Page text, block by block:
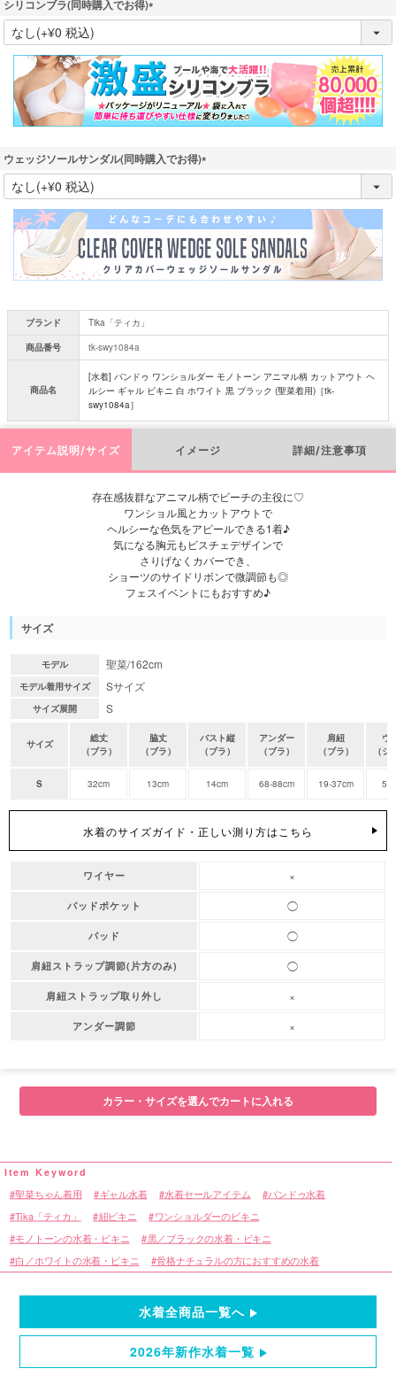
シリコンブラ(同時購入でお得)
(
必
須
)
ウェッジソールサンダル(同時購入でお得)
(
必
須
)
ブランド
Tika「ティカ」
商品番号
tk-swy1084a
商品名
[水着] バンドゥ ワンショルダー モノトーン アニマル柄 カットアウト ヘ
ルシー ギャル ビキニ 白 ホワイト 黒 ブラック (聖菜着用)［tk-
swy1084a］
アイテム説明/サイズ イメージ 詳細/注意事項
存在感抜群なアニマル柄でビーチの主役に♡
ワンショル風とカットアウトで
ヘルシーな色気をアピールできる1着♪
気になる胸元もビスチェデザインで
さりげなくカバーでき、
ショーツのサイドリボンで微調節も◎
フェスイベントにもおすすめ♪
サイズ
モデル 聖菜/162cm
モデル着用サイズ Sサイズ
サイズ展開 S
サイズ
総丈
（ブラ）
脇丈
（ブラ）
バスト縦
（ブラ）
アンダー
（ブラ）
肩紐
（ブラ）
ウ
（
S 32cm 13cm 14cm 68-88cm 19-37cm
水着のサイズガイド・正しい測り方はこちら
ワイヤー ×
パッドポケット ◯
パッド ◯
肩紐ストラップ調節(片方のみ) ◯
肩紐ストラップ取り外し ×
アンダー調節 ×
カラー・サイズを選んでカートに入れる
聖菜ちゃん着用 ギャル水着 水着セールアイテム バンドゥ水着
Tika「ティカ」 紐ビキニ ワンショルダーのビキニ
モノトーンの水着・ビキニ
黒／ブラックの水着・ビキニ
白／ホワイトの水着・ビキニ
骨格ナチュラルの方におすすめの水着
水着全商品一覧へ
2026年新作水着一覧